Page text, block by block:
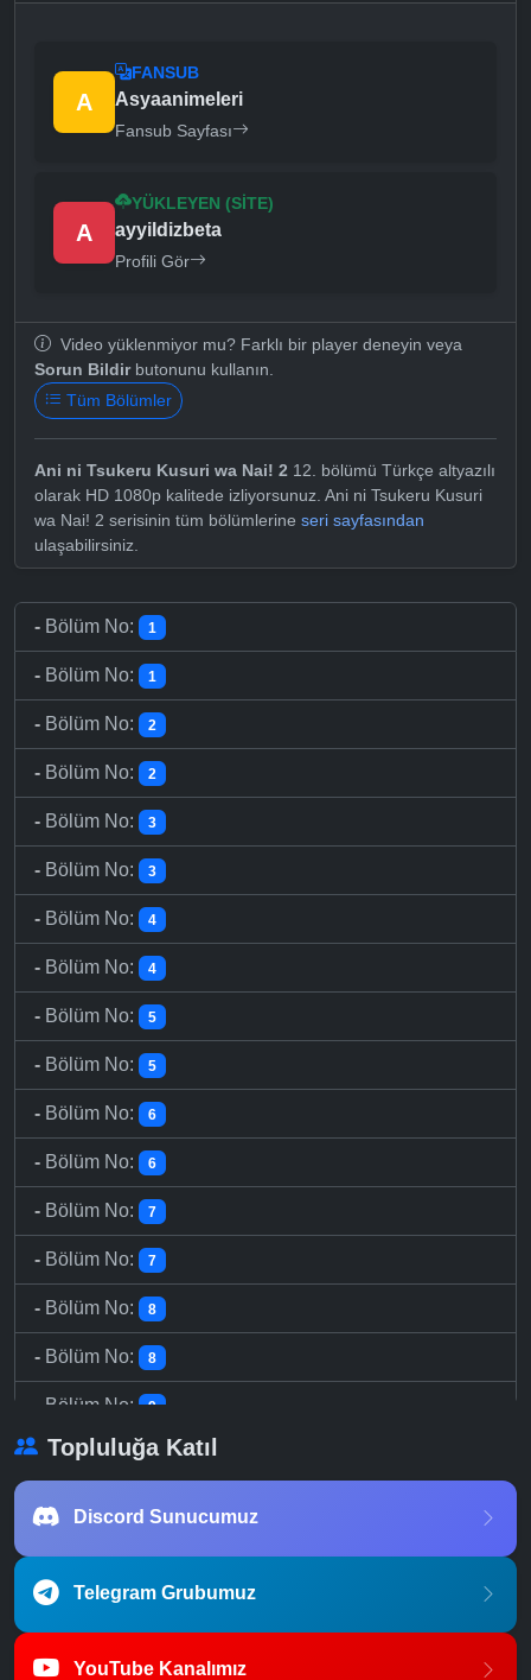
A
FANSUB
Asyaanimeleri
Fansub Sayfası
A
YÜKLEYEN (SITE)
ayyildizbeta
Profili Gör
Video yüklenmiyor mu? Farklı bir player deneyin veya
Sorun Bildirbutonunu kullanın.
Tüm Bölümler
Ani ni Tsukeru Kusuri wa Nai! 2 12. bölümü Türkçe altyazılı
olarak HD 1080p kalitede izliyorsunuz. Ani ni Tsukeru Kusuri
wa Nai! 2 serisinin tüm bölümlerine seri sayfasından
ulaşabilirsiniz.
- Bölüm No: 1
- Bölüm No: 1
- Bölüm No: 2
- Bölüm No: 2
- Bölüm No: 3
- Bölüm No: 3
- Bölüm No: 4
- Bölüm No: 4
- Bölüm No: 5
- Bölüm No: 5
- Bölüm No: 6
- Bölüm No: 6
- Bölüm No: 7
- Bölüm No: 7
- Bölüm No: 8
- Bölüm No: 8
Bölüm No: 9
- Bölüm No: 9
- Bölüm No:
-Bölüm No: 11
Topluluğa Katıl
Discord Sunucumuz
Telegram Grubumuz
YouTube Kanalımız